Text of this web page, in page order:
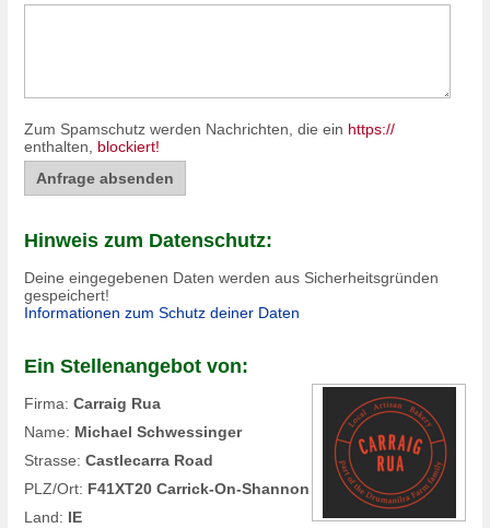
Zum Spamschutz werden Nachrichten, die ein https://
enthalten, blockiert!
Hinweis zum Datenschutz:
Deine eingegebenen Daten werden aus Sicherheitsgründen
gespeichert!
Informationen zum Schutz deiner Daten
Ein Stellenangebot von:
Firma: Carraig Rua
Name: Michael Schwessinger
Strasse: Castlecarra Road
PLZ/Ort: F41XT20 Carrick-On-Shannon
Land: IE